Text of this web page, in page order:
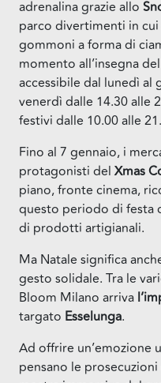
adrenalina grazie allo
parco divertimenti in
gommoni a forma di
momento all’insegna
accessibile dal lunedì al
venerdì dalle 14.30 alle
festivi dalle 10.00 alle
Fino al 7 gennaio, i
protagonisti del Xmas
piano, fronte cinema,
questo periodo di festa
di prodotti artigianali.
Ma Natale significa
gesto solidale. Tra le
Bloom Milano arriva
targato Esselunga.
Ad offrire un’emozione
pensano le prosecuzioni